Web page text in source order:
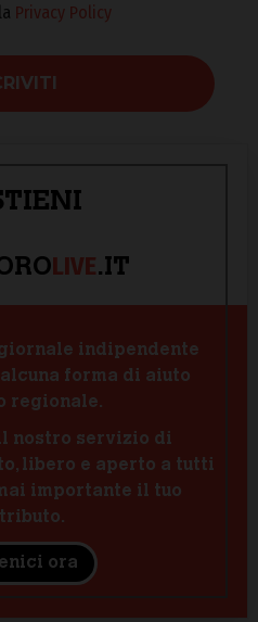
Privacy Policy
LIVE.IT
indipendente
forma di aiuto
regionale.
nostro servizio di
libero e aperto a tutti
importante il tuo
ora